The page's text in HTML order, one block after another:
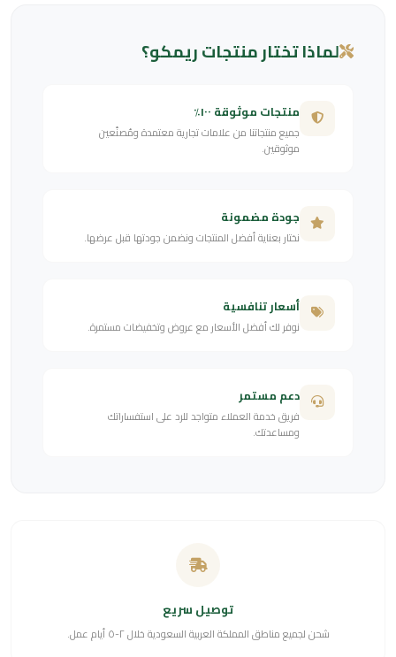
لماذا تختار منتجات ريمكو؟
منتجات موثوقة ١٠٠٪
جميع منتجاتنا من علامات تجارية معتمدة ومُصنّعين
موثوقين.
جودة مضمونة
نختار بعناية أفضل المنتجات ونضمن جودتها قبل عرضها.
أسعار تنافسية
نوفر لك أفضل الأسعار مع عروض وتخفيضات مستمرة.
دعم مستمر
فريق خدمة العملاء متواجد للرد على استفساراتك
ومساعدتك.
توصيل سريع
شحن لجميع مناطق المملكة العربية السعودية خلال ٢-٥ أيام عمل.